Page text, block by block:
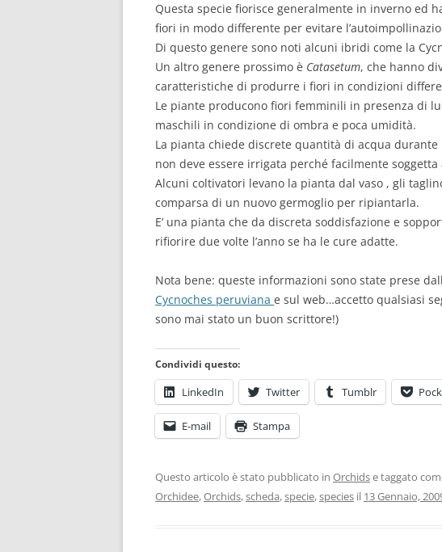
Questa specie fiorisce generalmente in inverno ed
fiori in modo differente per evitare
Di questo genere sono noti alcuni ibridi come la
Un altro genere prossimo è Catasetum, che hanno
caratteristiche di produrre i fiori in condizioni
Le piante producono fiori femminili in presenza di
maschili in condizione di ombra e poca umidità.
La pianta chiede discrete quantità di acqua
non deve essere irrigata perché facilmente
Alcuni coltivatori levano la pianta dal vaso , gli
comparsa di un nuovo germoglio per ripiantarla.
E’ una pianta che da discreta soddisfazione e
rifiorire due volte l’anno se ha le cure adatte.
Nota bene: queste informazioni sono state prese
Cycnoches peruviana e sul web…accetto qualsiasi
sono mai stato un buon scrittore!)
Condividi questo:
LinkedIn Twitter Tumblr
E-mail Stampa
Questo articolo è stato pubblicato in Orchidse taggato
Orchidee,Orchids,scheda,specie,species il 13 Gennaio,